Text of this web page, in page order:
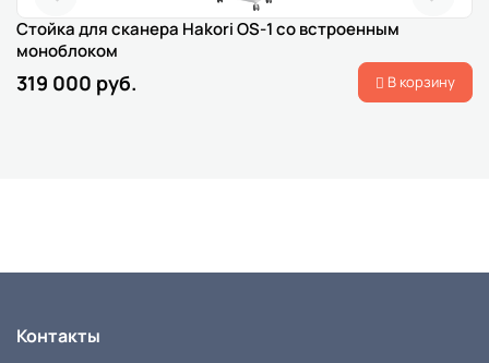
Стойка для сканера Hakori OS-1 со встроенным
моноблоком
319 000 руб. В корзину
Контакты